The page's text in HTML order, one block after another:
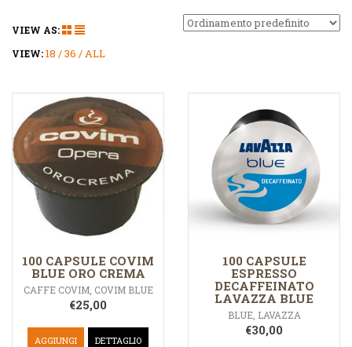
VIEW AS:
VIEW:18 36 ALL
100 CAPSULE COVIM
BLUE ORO CREMA
CAFFE COVIM, COVIM BLUE
€25,00
AGGIUNGI DETTAGLIO
100 CAPSULE
ESPRESSO
DECAFFEINATO
LAVAZZA BLUE
BLUE, LAVAZZA
€30,00